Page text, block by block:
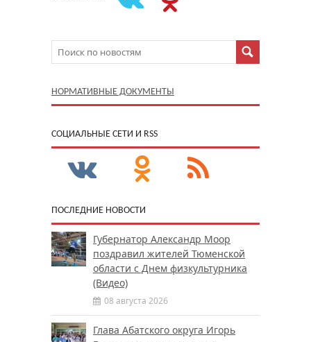
НОРМАТИВНЫЕ ДОКУМЕНТЫ
CОЦИАЛЬНЫЕ СЕТИ И RSS
ПОСЛЕДНИЕ НОВОСТИ
Губернатор Александр Моор
поздравил жителей Тюменской
области с Днем физкультурника
(Видео)
08 августа 2026
Глава Абатского округа Игорь